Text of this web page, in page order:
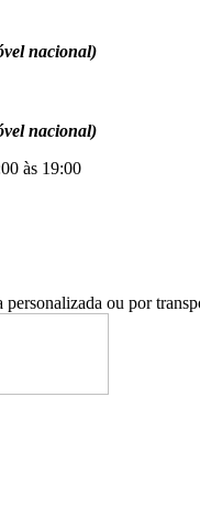
nacional)
nacional)
às 19:00
personalizada ou por